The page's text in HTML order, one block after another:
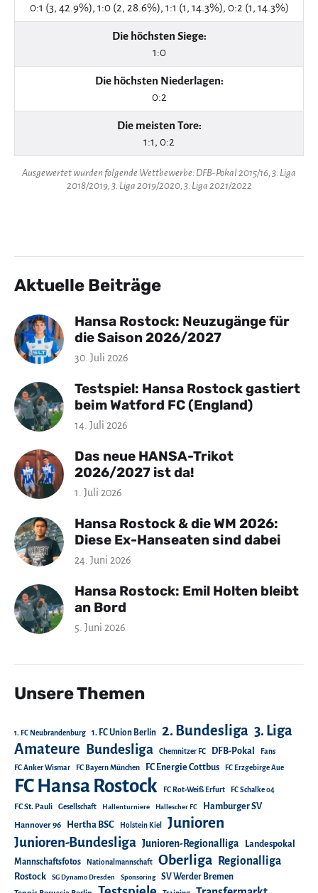
0:1 (3, 42.9%), 1:0 (2, 28.6%), 1:1 (1, 14.3%), 0:2 (1, 14.3%)
Die höchsten Siege:
1:0
Die höchsten Niederlagen:
0:2
Die meisten Tore:
1:1, 0:2
Ausgewertet wurden folgende Wettbewerbe: DFB-Pokal 2015/16, 3. Liga
2018/2019, 3. Liga 2019/2020, 3. Liga 2021/2022
Aktuelle Beiträge
Hansa Rostock: Neuzugänge für
die Saison 2026/2027
30. Juli 2026
Testspiel: Hansa Rostock gastiert
beim Watford FC (England)
14. Juli 2026
Das neue HANSA-Trikot
2026/2027 ist da!
1. Juli 2026
Hansa Rostock & die WM 2026:
Diese Ex-Hanseaten sind dabei
24. Juni 2026
Hansa Rostock: Emil Holten bleibt
an Bord
5. Juni 2026
Unsere Themen
1. FC Neubrandenburg 1. FC Union Berlin 2. Bundesliga 3. Liga
Amateure Bundesliga Chemnitzer FC DFB-Pokal Fans
FC Anker Wismar FC Bayern München FC Energie Cottbus FC Erzgebirge Aue
FC Hansa Rostock FC Rot-Weiß Erfurt FC Schalke 04
FC St. Pauli Gesellschaft Hallenturniere Hallescher FC Hamburger SV
Hannover 96 Hertha BSC Holstein Kiel Junioren
Junioren-Bundesliga Junioren-Regionalliga
Landespokal
Mannschaftsfotos
Nationalmannschaft Oberliga Regionalliga
Rostock SG Dynamo Dresden Sponsoring SV Werder Bremen